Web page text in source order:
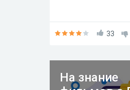
33
На знание